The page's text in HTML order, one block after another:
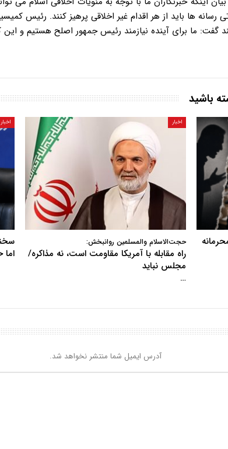
رسانه ها باید از هر اقدام غیر اخلاقی پرهیز کنند. رئیس
گفت: ما برای آینده نیازمند رئیس جمهور اصلح هستیم و این
باشید
اخبار
حجت‌الاسلام والمسلمین روانبخش:
راه مقابله با آمریکا مقاومت است، نه مذاکره/
مجلس نباید
…
اخبار
آدرس ایمیل شما منتشر نخواهد شد.